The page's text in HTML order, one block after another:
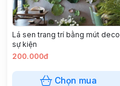
Lá sen trang trí bằng mút
sự kiện
200.000đ
Chọn mua